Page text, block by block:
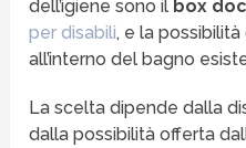
dell’igiene sono il box
per disabili, e la
all’interno del bagno
La scelta dipende dalla
dalla possibilità offerta